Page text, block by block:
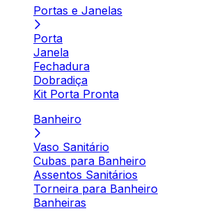
Portas e Janelas
Porta
Janela
Fechadura
Dobradiça
Kit Porta Pronta
Banheiro
Vaso Sanitário
Cubas para Banheiro
Assentos Sanitários
Torneira para Banheiro
Banheiras